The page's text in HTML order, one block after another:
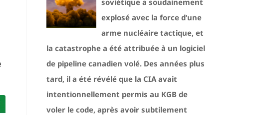
soviétique a soudainement
explosé avec la force d’une
arme nucléaire tactique, et
la catastrophe a été attribuée à un logiciel
de pipeline canadien volé. Des années plus
tard, il a été révélé que la CIA avait
intentionnellement permis au KGB de
voler le code, après avoir subtilement